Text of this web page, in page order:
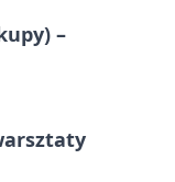
–